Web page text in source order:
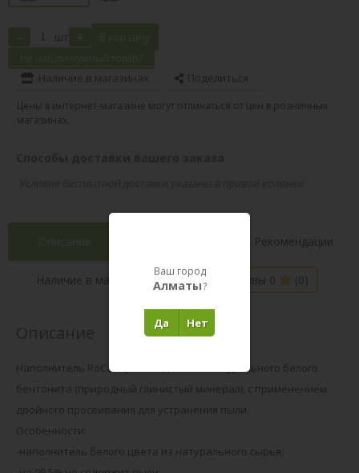
- шт + В корзину
Не нашли нужный товар?
Наличие в магазинах Поделиться
Цены в интернет-магазине могут отличаться от цен в розничных
магазинах.
Описание Рекомендации
Наличие в магазинах Отзывы 0 (0)
Наполнитель RoCat производится из натурального белого
бентонита (природный глинистый минерал), с применением
двойного просеивания для устранения пыли.
Особенности:
-наполнитель белого цвета из натурального сырья;
Ваш город
Алматы?
Нет
Да